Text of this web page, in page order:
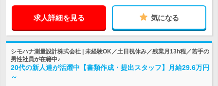
求人詳細を見る 気になる
シモハナ測量設計株式会社 | 未経験OK／土日祝休み／残業月13h程／若手の
男性社員が在籍中♪
20代の新人達が活躍中【書類作成・提出スタッフ】月給29.6万円
～